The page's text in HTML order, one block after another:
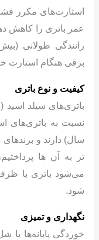
استارت‌های مکرر
عمر باتری را کاهش
برقی هنگام استارت
کیفیت و نوع باتری
سال) دارند و برندهای
تر به آن ها
می‌شود باتری با
شود.
نگهداری و تمیزی
خوردگی پایانه‌ها یا